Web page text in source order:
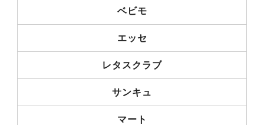
ベビモ
エッセ
レタスクラブ
サンキュ
マート